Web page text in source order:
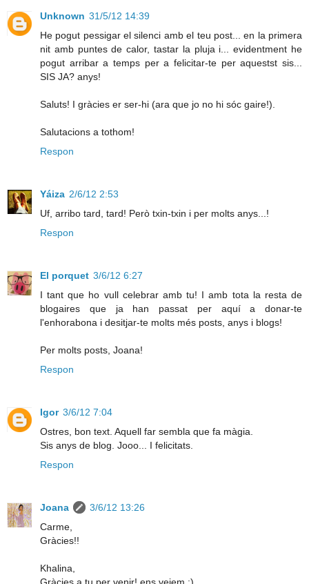
Unknown 31/5/12 14:39
He pogut pessigar el silenci amb el teu post... en la primera
nit amb puntes de calor, tastar la pluja i... evidentment he
pogut arribar a temps per a felicitar-te per aquestst sis...
SIS JA? anys!
Saluts! I gràcies er ser-hi (ara que jo no hi sóc gaire!).
Salutacions a tothom!
Respon
Yáiza 2/6/12 2:53
Uf, arribo tard, tard! Però txin-txin i per molts anys...!
Respon
El porquet 3/6/12 6:27
I tant que ho vull celebrar amb tu! I amb tota la resta de
blogaires que ja han passat per aquí a donar-te
l'enhorabona i desitjar-te molts més posts, anys i blogs!
Per molts posts, Joana!
Respon
Igor 3/6/12 7:04
Ostres, bon text. Aquell far sembla que fa màgia.
Sis anys de blog. Jooo... I felicitats.
Respon
Joana
3/6/12 13:26
Carme,
Gràcies!!
Khalina,